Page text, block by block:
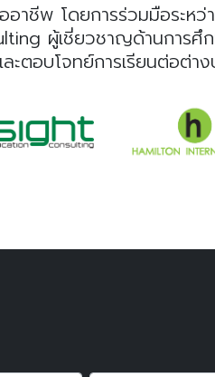
อาชีพ โดยการร่วมมือระ
ผู้เชี่ยวชาญด้านการศึ
ะตอบโจทย์การเรียนต่อต่า